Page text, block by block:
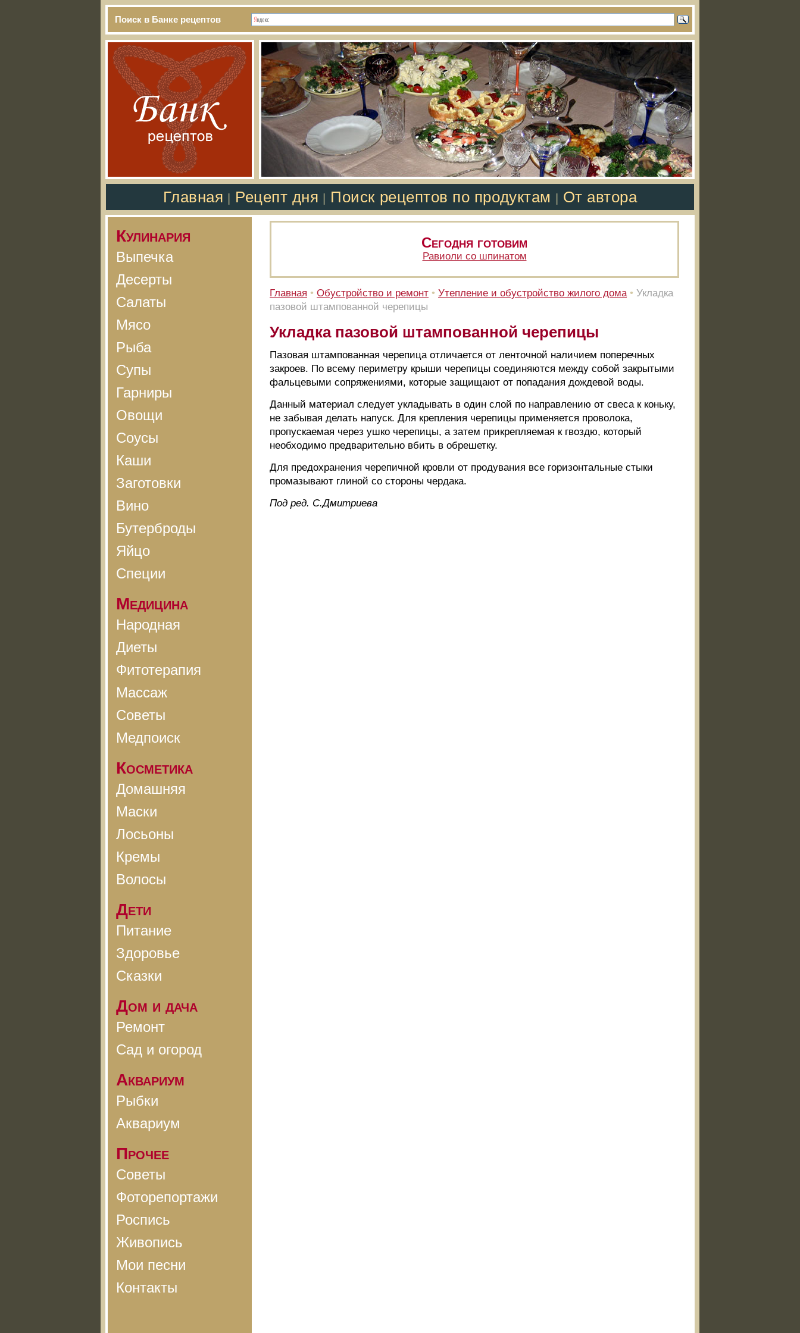
Поиск в Банке рецептов
Главная Рецепт дня Поиск рецептов по продуктам От автора
Кулинария
Выпечка
Десерты
Салаты
Мясо
Рыба
Супы
Гарниры
Овощи
Соусы
Каши
Заготовки
Вино
Бутерброды
Яйцо
Специи
Медицина
Народная
Диеты
Фитотерапия
Массаж
Советы
Медпоиск
Косметика
Домашняя
Маски
Лосьоны
Кремы
Волосы
Дети
Питание
Здоровье
Сказки
Дом и дача
Ремонт
Сад и огород
Аквариум
Рыбки
Аквариум
Прочее
Советы
Фоторепортажи
Роспись
Живопись
Мои песни
Контакты
Сегодня готовим
Равиоли со шпинатом
Главная • Обустройство и ремонт • Утепление и обустройство жилого дома • Укладка
пазовой штампованной черепицы
Укладка пазовой штампованной черепицы
Пазовая штампованная черепица отличается от ленточной наличием поперечных
закроев. По всему периметру крыши черепицы соединяются между собой закрытыми
фальцевыми сопряжениями, которые защищают от попадания дождевой воды.
Данный материал следует укладывать в один слой по направлению от свеса к коньку,
не забывая делать напуск. Для крепления черепицы применяется проволока,
пропускаемая через ушко черепицы, а затем прикрепляемая к гвоздю, который
необходимо предварительно вбить в обрешетку.
Для предохранения черепичной кровли от продувания все горизонтальные стыки
промазывают глиной со стороны чердака.
Под ред. С.Дмитриева